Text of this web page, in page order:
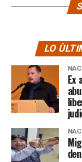
LO
Ex